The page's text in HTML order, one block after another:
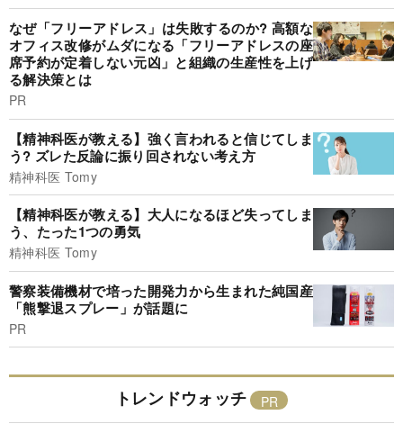
なぜ「フリーアドレス」は失敗するのか? 高額な
オフィス改修がムダになる「フリーアドレスの座
席予約が定着しない元凶」と組織の生産性を上げ
る解決策とは
PR
【精神科医が教える】強く言われると信じてしま
う? ズレた反論に振り回されない考え方
精神科医 Tomy
【精神科医が教える】大人になるほど失ってしま
う、たった1つの勇気
精神科医 Tomy
警察装備機材で培った開発力から生まれた純国産
「熊撃退スプレー」が話題に
PR
トレンドウォッチ